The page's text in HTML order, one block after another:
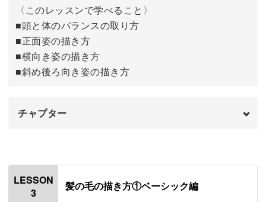
今回の講座では、無料イラストアプリ「アイビスペイン
ト」を使います。
アイビスペイントは無料ながらも様々な機能が豊富なアプ
リです。
様々な機能がある分最初は難しく感じますが、使えるよう
消しゴムツールの説明
スポイトツールの説明
ブラシツールの説明
色選びのポイント 12:48
レイヤー機能の説明 19:39
おわりに
〈このレッスンで学べること〉
■頭と体のバランスの取り方
■正面姿の描き方
■横向き姿の描き方
■斜め後ろ向き姿の描き方
チャプター
はじめに
使用道具
LESSON
3
髪の毛の描き方①ベーシック編